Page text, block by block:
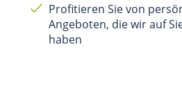
Profitieren Sie von
Angeboten, die wir auf
haben